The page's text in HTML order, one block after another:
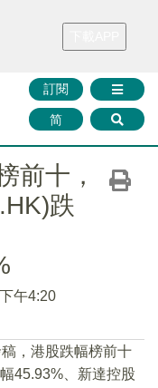
財華證券 媒體矩陣
訂閱
简
前十，
跌
午4:20
，港股跌幅榜前十
45.93%、新達控股